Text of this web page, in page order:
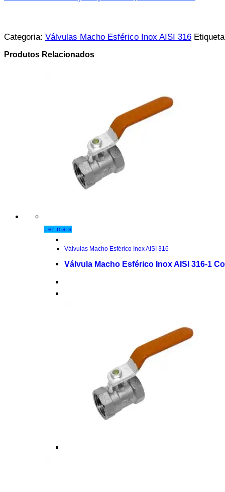
Categoria: Válvulas Macho Esférico Inox AISI 316
Produtos Relacionados
Ler mais
Válvulas Macho Esférico Inox AISI 316
Válvula Macho Esférico Inox AISI 316-1